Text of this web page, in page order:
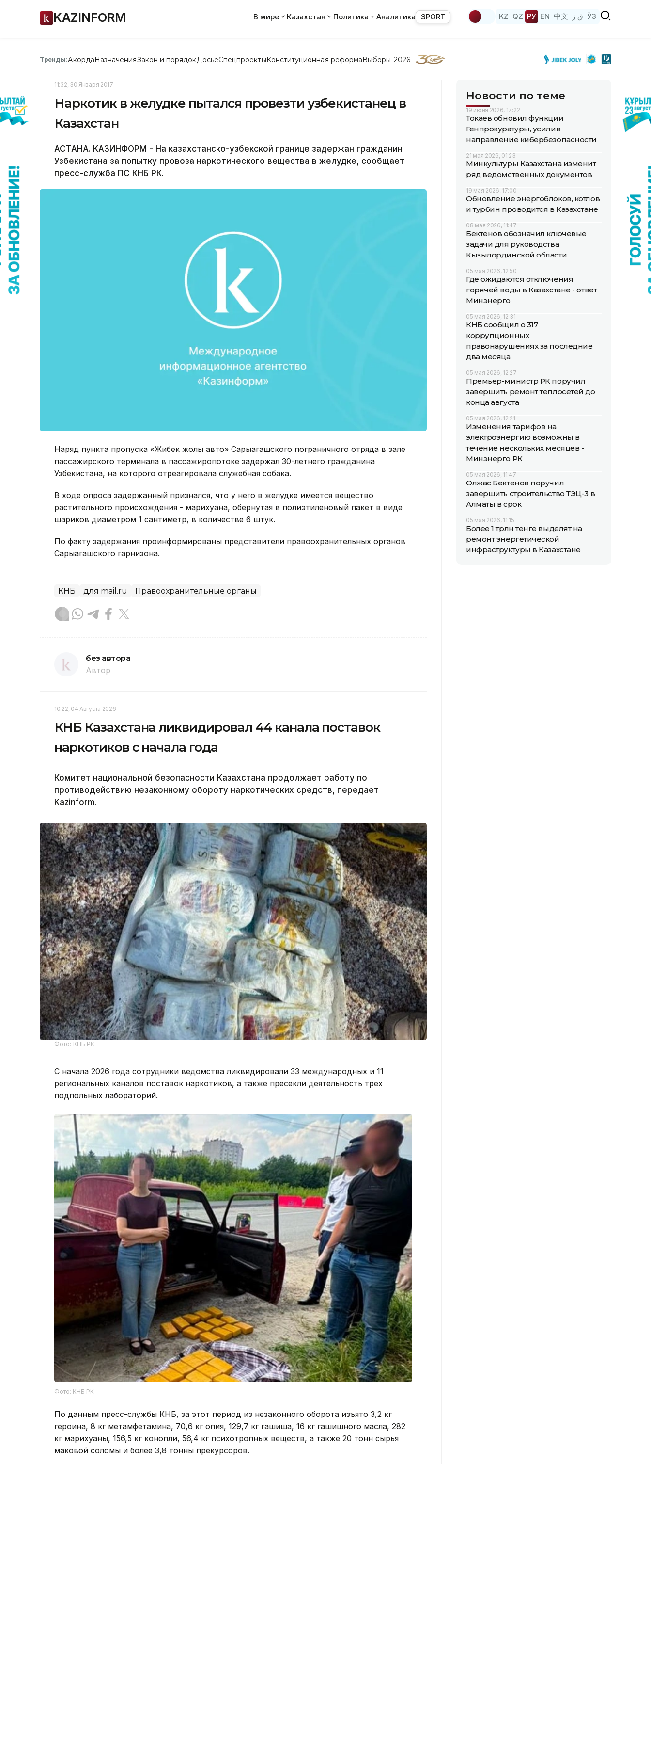
KAZINFORM В мире Казахстан Политика Аналитика SPORT KZ QZ РУ EN 中文 ق ز ЎЗ
Тренды:АкордаНазначенияЗакон и порядок ДосьеСпецпроектыКонституционная реформаВыборы-2026
11:32, 30 Января 2017
Наркотик в желудке пытался провезти узбекистанец в
Казахстан
АСТАНА. КАЗИНФОРМ - На казахстанско-узбекской границе задержан гражданин
Узбекистана за попытку провоза наркотического вещества в желудке, сообщает
пресс-служба ПС КНБ РК.
Наряд пункта пропуска «Жибек жолы авто» Сарыагашского пограничного отряда в зале
пассажирского терминала в пассажиропотоке задержал 30-летнего гражданина
Узбекистана, на которого отреагировала служебная собака.
В ходе опроса задержанный признался, что у него в желудке имеется вещество
растительного происхождения - марихуана, обернутая в полиэтиленовый пакет в виде
шариков диаметром 1 сантиметр, в количестве 6 штук.
По факту задержания проинформированы представители правоохранительных органов
Сарыагашского гарнизона.
КНБ для mail.ru Правоохранительные органы
без автора
Автор
10:22, 04 Августа 2026
КНБ Казахстана ликвидировал 44 канала поставок
наркотиков с начала года
Комитет национальной безопасности Казахстана продолжает работу по
противодействию незаконному обороту наркотических средств, передает
Kazinform.
Фото: КНБ РК
С начала 2026 года сотрудники ведомства ликвидировали 33 международных и 11
региональных каналов поставок наркотиков, а также пресекли деятельность трех
подпольных лабораторий.
Фото: КНБ РК
По данным пресс-службы КНБ, за этот период из незаконного оборота изъято 3,2 кг
героина, 8 кг метамфетамина, 70,6 кг опия, 129,7 кг гашиша, 16 кг гашишного масла, 282
кг марихуаны, 156,5 кг конопли, 56,4 кг психотропных веществ, а также 20 тонн сырья
маковой соломы и более 3,8 тонны прекурсоров.
Новости по теме
19 июня 2026, 17:22
Токаев обновил функции
Генпрокуратуры, усилив
направление кибербезопасности
21 мая 2026, 01:23
Минкультуры Казахстана изменит
ряд ведомственных документов
19 мая 2026, 17:00
Обновление энергоблоков, котлов
и турбин проводится в Казахстане
08 мая 2026, 11:47
Бектенов обозначил ключевые
задачи для руководства
Кызылординской области
05 мая 2026, 12:50
Где ожидаются отключения
горячей воды в Казахстане - ответ
Минэнерго
05 мая 2026, 12:31
КНБ сообщил о 317
коррупционных
правонарушениях за последние
два месяца
05 мая 2026, 12:27
Премьер-министр РК поручил
завершить ремонт теплосетей до
конца августа
05 мая 2026, 12:21
Изменения тарифов на
электроэнергию возможны в
течение нескольких месяцев -
Минэнерго РК
05 мая 2026, 11:47
Олжас Бектенов поручил
завершить строительство ТЭЦ-3 в
Алматы в срок
05 мая 2026, 11:15
Более 1 трлн тенге выделят на
ремонт энергетической
инфраструктуры в Казахстане